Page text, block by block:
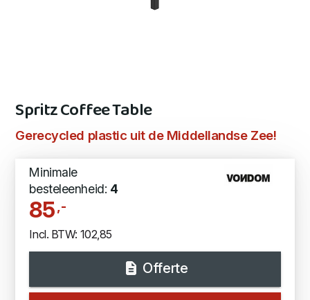
Spritz Coffee Table
Gerecycled plastic uit de Middellandse Zee!
Minimale
besteleenheid: 4
85,-
Incl. BTW: 102,85
Offerte